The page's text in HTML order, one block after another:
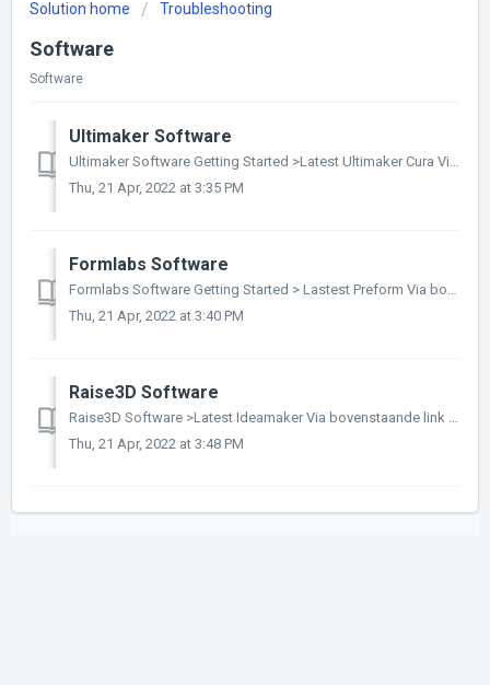
Solution home Troubleshooting
Software
Software
Ultimaker Software
Ultimaker Software Getting Started >Latest Ultimaker Cura Via bovenstaande link vindt u de belangrijkste informatie en tips voor het werken met de U...
Thu, 21 Apr, 2022 at 3:35 PM
Formlabs Software
Formlabs Software Getting Started > Lastest Preform Via bovenstaande link vindt u de belangrijkste informatie en troubleshooting stappen om aan de...
Thu, 21 Apr, 2022 at 3:40 PM
Raise3D Software
Raise3D Software >Latest Ideamaker Via bovenstaande link vindt u de belangrijkste informatie en tips voor het werken met de Raise3D Software. U ...
Thu, 21 Apr, 2022 at 3:48 PM